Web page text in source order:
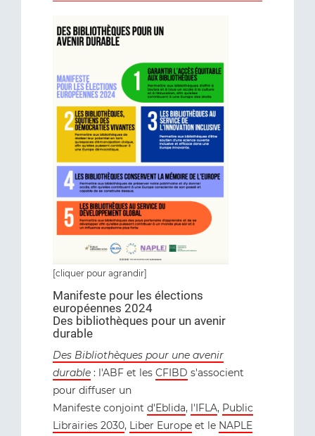
[cliquer pour agrandir]
Manifeste pour les élections
européennes 2024
Des bibliothèques pour un avenir
durable
Des Bibliothèques pour une avenir
durable : l'ABF et les CFIBD s'associent
pour diffuser un
Manifeste conjoint d'Eblida, l'IFLA, Public
Librairies 2030, Liber Europe et le NAPLE